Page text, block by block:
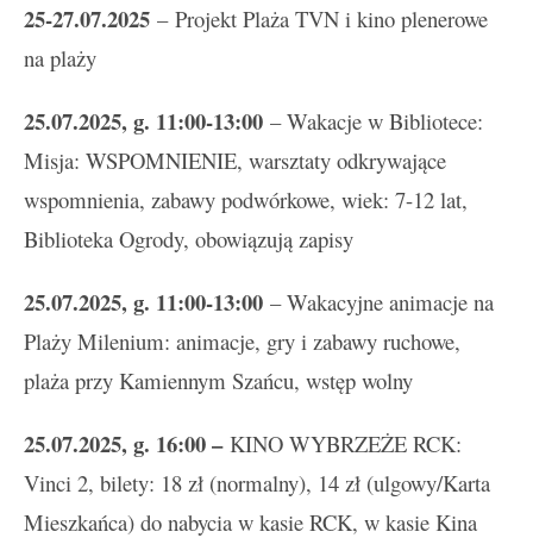
25-27.07.2025 – Projekt Plaża TVN i kino plenerowe
na plaży
25.07.2025, g. 11:00-13:00 – Wakacje w Bibliotece:
Misja: WSPOMNIENIE, warsztaty odkrywające
wspomnienia, zabawy podwórkowe, wiek: 7-12 lat,
Biblioteka Ogrody, obowiązują zapisy
25.07.2025, g. 11:00-13:00 – Wakacyjne animacje na
Plaży Milenium: animacje, gry i zabawy ruchowe,
plaża przy Kamiennym Szańcu, wstęp wolny
25.07.2025, g. 16:00 –KINO WYBRZEŻE RCK:
Vinci 2, bilety: 18 zł (normalny), 14 zł (ulgowy/Karta
Mieszkańca) do nabycia w kasie RCK, w kasie Kina